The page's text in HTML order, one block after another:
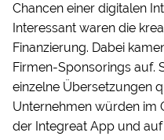
Chancen einer digitalen
Interessant waren die
Finanzierung. Dabei
Firmen-Sponsorings auf.
einzelne Übersetzungen
Unternehmen würden im
der Integreat App und